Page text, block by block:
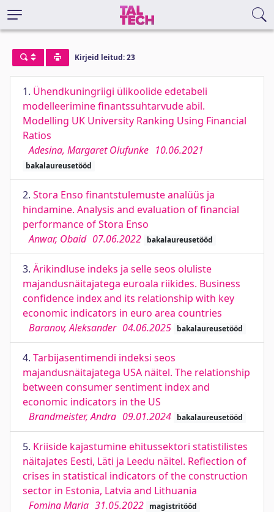
Kirjeid leitud: 23
1. Ühendkuningriigi ülikoolide edetabeli
modelleerimine finantssuhtarvude abil.
Modelling UK University Ranking Using Financial
Ratios
Adesina, Margaret Olufunke 10.06.2021
bakalaureusetööd
2. Stora Enso finantstulemuste analüüs ja
hindamine. Analysis and evaluation of financial
performance of Stora Enso
Anwar, Obaid 07.06.2022 bakalaureusetööd
3. Ärikindluse indeks ja selle seos oluliste
majandusnäitajatega euroala riikides. Business
confidence index and its relationship with key
economic indicators in euro area countries
Baranov, Aleksander 04.06.2025 bakalaureusetööd
4. Tarbijasentimendi indeksi seos
majandusnäitajatega USA näitel. The relationship
between consumer sentiment index and
economic indicators in the US
Brandmeister, Andra 09.01.2024 bakalaureusetööd
5. Kriiside kajastumine ehitussektori statistilistes
näitajates Eesti, Läti ja Leedu näitel. Reflection of
crises in statistical indicators of the construction
sector in Estonia, Latvia and Lithuania
Fomina Maria 31.05.2022 magistritööd